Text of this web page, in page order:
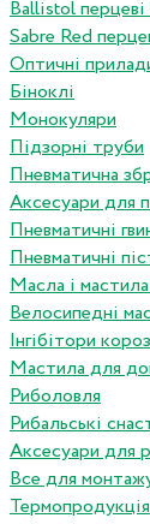
Ballistol
Sabre Red
Оптичні
Біноклі
Монокуляри
Підзорні труби
Пневматична
Аксесуари для
Пневматичні
Пневматичні
Масла і
Велосипедні
Інгібітори
Мастила для
Риболовля
Рибальські
Аксесуари для
Все для
Термопродукція